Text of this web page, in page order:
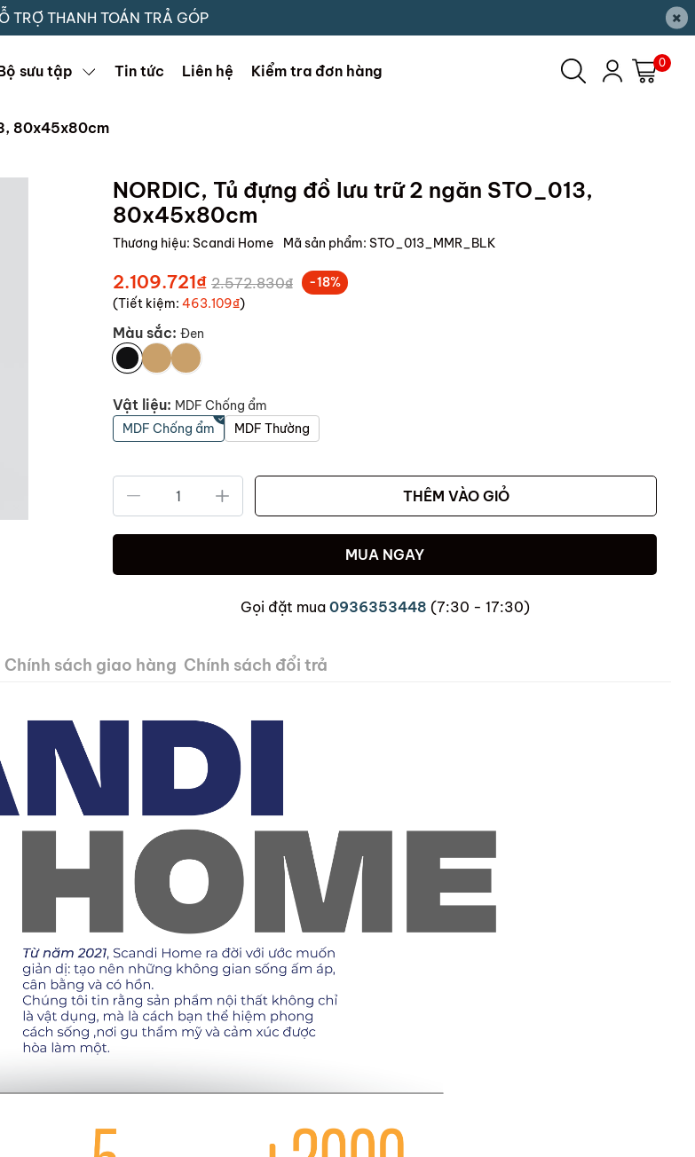
TRỢ THANH TOÁN TRẢ GÓP ×
sưu tập Tin tức Liên hệ Kiểm tra đơn hàng 0
80x45x80cm
NORDIC, Tủ đựng đồ lưu trữ 2 ngăn STO_013,
80x45x80cm
Thương hiệu: Scandi Home Mã sản phẩm: STO_013_MMR_BLK
2.109.721₫ 2.572.830₫
-18%
(Tiết kiệm: 463.109₫)
Màu sắc: Đen
Vật liệu: MDF Chống ẩm
MDF Chống ẩm
MDF Thường
THÊM VÀO GIỎ
MUA NGAY
Gọi đặt mua 0936353448 (7:30 - 17:30)
Chính sách giao hàng Chính sách đổi trả